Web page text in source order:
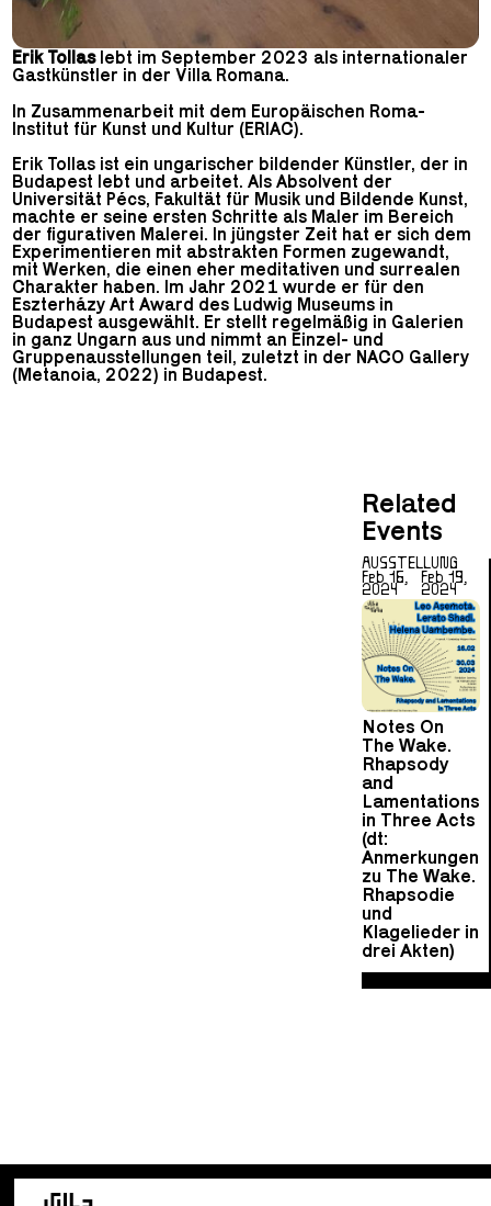
Erik Tollaslebt im September 2023 als internationaler
Gastkünstler in der Villa Romana.
In Zusammenarbeit mit dem Europäischen Roma-
Institut für Kunst und Kultur (ERIAC).
Erik Tollas ist ein ungarischer bildender Künstler, der in
Budapest lebt und arbeitet. Als Absolvent der
Universität Pécs, Fakultät für Musik und Bildende Kunst,
machte er seine ersten Schritte als Maler im Bereich
der figurativen Malerei. In jüngster Zeit hat er sich dem
Experimentieren mit abstrakten Formen zugewandt,
mit Werken, die einen eher meditativen und surrealen
Charakter haben. Im Jahr 2021 wurde er für den
Eszterházy Art Award des Ludwig Museums in
Budapest ausgewählt. Er stellt regelmäßig in Galerien
in ganz Ungarn aus und nimmt an Einzel- und
Gruppenausstellungen teil, zuletzt in der NACO Gallery
(Metanoia, 2022) in Budapest.
Related
Events
AUSSTELLUNG
Feb 16,
2024
Feb 19,
2024
Notes On
The Wake.
Rhapsody
and
Lamentations
in Three Acts
(dt:
Anmerkungen
zu The Wake.
Rhapsodie
und
Klagelieder in
drei Akten)